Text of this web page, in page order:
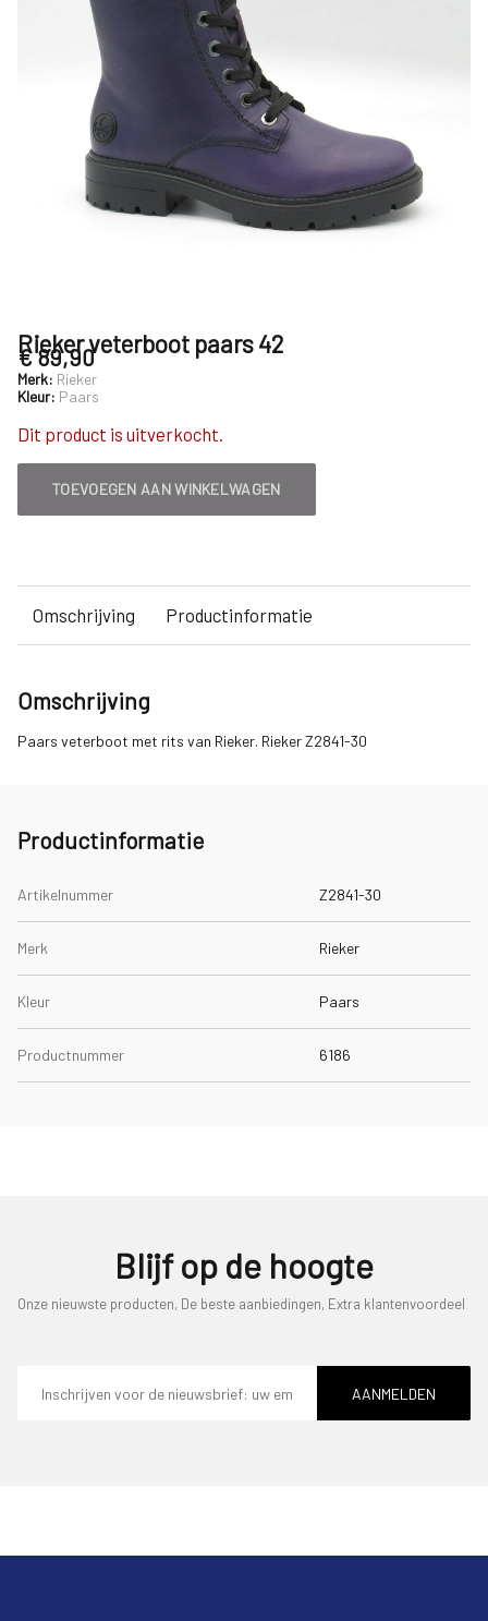
Rieker veterboot paars 42
€ 89,90
Merk: Rieker
Kleur: Paars
Dit product is uitverkocht.
TOEVOEGEN AAN WINKELWAGEN
Omschrijving Productinformatie
Omschrijving
Paars veterboot met rits van Rieker. Rieker Z2841-30
Productinformatie
Artikelnummer Z2841-30
Merk Rieker
Kleur Paars
Productnummer 6186
Blijf op de hoogte
Onze nieuwste producten, De beste aanbiedingen, Extra klantenvoordeel
mailadres
AANMELDEN